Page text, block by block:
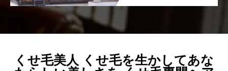
くせ毛美人 くせ毛を生かしてあな